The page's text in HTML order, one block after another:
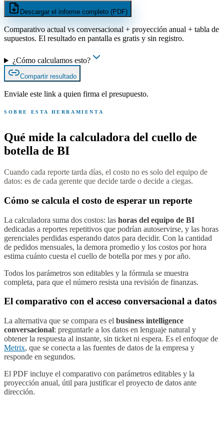
Descargar el informe completo (PDF)
Comparativo actual vs conversacional + proyección anual + tabla de
supuestos. El resultado en pantalla es gratis y sin registro.
¿Cómo calculamos esto?
Compartir resultado
Enviale este link a quien firma el presupuesto.
SOBRE ESTA HERRAMIENTA
Qué mide la calculadora del cuello de
botella de BI
Cuando cada reporte tarda días, el costo no es solo del equipo de
datos: es de cada gerente que decide tarde o decide a ciegas.
Cómo se calcula el costo de esperar un reporte
La calculadora suma dos costos: las horas del equipo de BI
dedicadas a reportes repetitivos que podrían autoservirse, y las horas
gerenciales perdidas esperando datos para decidir. Con la cantidad
de pedidos mensuales, la demora promedio y los costos por hora
estima cuánto cuesta el cuello de botella por mes y por año.
Todos los parámetros son editables y la fórmula se muestra
completa, para que el número resista una revisión de finanzas.
El comparativo con el acceso conversacional a datos
La alternativa que se compara es el business intelligence
conversacional: preguntarle a los datos en lenguaje natural y
obtener la respuesta al instante, sin ticket ni espera. Es el enfoque de
Metrix, que se conecta a las fuentes de datos de la empresa y
responde en segundos.
El PDF incluye el comparativo con parámetros editables y la
proyección anual, útil para justificar el proyecto de datos ante
dirección.